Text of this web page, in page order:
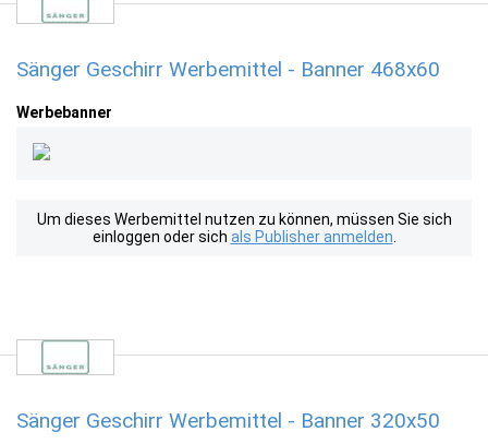
Sänger Geschirr Werbemittel - Banner 468x60
Werbebanner
Um dieses Werbemittel nutzen zu können, müssen Sie sich
einloggen oder sich als Publisher anmelden
Sänger Geschirr Werbemittel - Banner 320x50